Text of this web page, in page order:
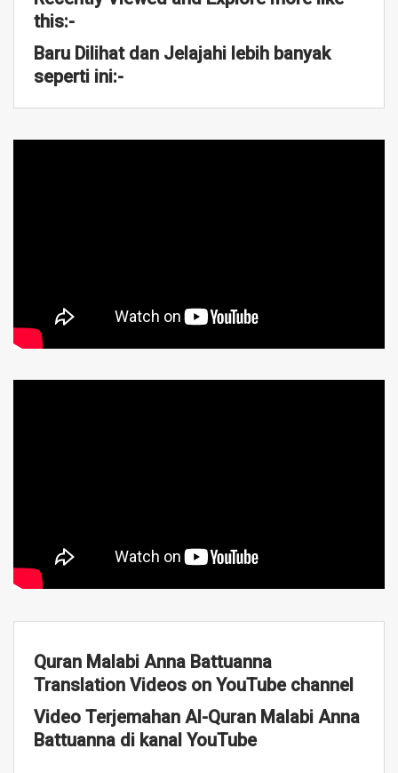
this:-
Baru Dilihat dan Jelajahi lebih banyak
seperti ini:-
Quran Malabi Anna Battuanna
Translation Videos on YouTube channel
Video Terjemahan Al-Quran Malabi Anna
Battuanna di kanal YouTube